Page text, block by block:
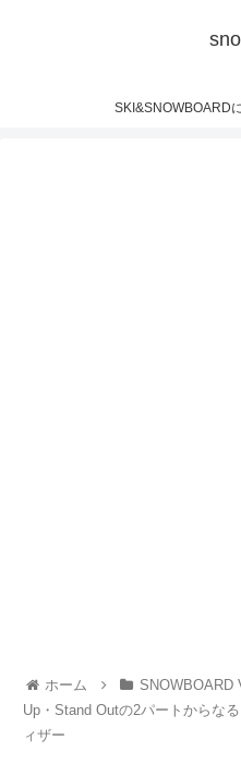
SKI&SNOWBOARD
ホーム SNOWBOARD
Up・Stand Outの2パートからな
ィザー